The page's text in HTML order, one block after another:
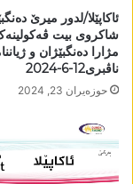
ئاکاپێلا/لدور میرێ
شاکروی بیت
مژارا دەنگبێژان و
ناڤبری12-6-2024
حوزه‌یران 23, 2024